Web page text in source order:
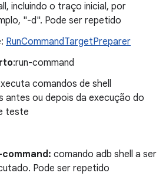
incluindo o traço inicial, por
"-d". Pode ser repetido
RunCommandTargetPreparer
:run-command
comandos de shell
antes ou depois da execução do
teste
comando adb shell a ser
Pode ser repetido